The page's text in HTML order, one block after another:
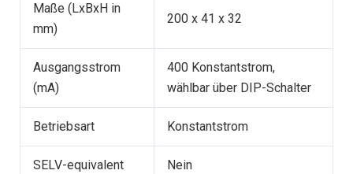
Maße (LxBxH in
mm)
200 x 41 x 32
Ausgangsstrom
(mA)
400 Konstantstrom,
wählbar über DIP-Schalter
Betriebsart Konstantstrom
SELV-equivalent Nein